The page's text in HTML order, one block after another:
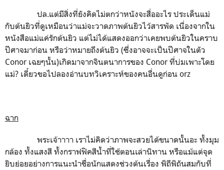
ปล.แต่มีสิ่งที่ยังคิดไม่ตกว่าหนังจะสื่ออะไร ประเด็นแม่
กับต้นยิวที่ดูเหมือนว่าแม่จะวาดภาพต้นยิวไว้สารพัด เนื่องจากใน
หนังสือแม่แค่รักต้นยิว แต่ไม่ได้แสดงออกว่าเคยพบต้นยิวในคราบ
ปีศาจมาก่อน หรือว่าหมายถึงต้นยิว (ซึ่งอาจจะเป็นปีศาจในตัว
Conor เฉยๆนั้น)เกิดมาจากจินตนาการของ Conor ที่บ่มเพาะโดย
แม่? เดี๋ยวขอไปลองอ่านบทวิเคราะห์ของคนอื่นดูก่อน orz
ฉาก
พระเจ้าาาา เราไม่คิดว่าภาพจะสวยได้ขนาดนั้นอะ ทั้งมุม
กล้อง ทั้งแสงสี ทั้งกราฟฟิคสีน้ำที่ใช้ตอนเล่านิทาน หรือแม้แต่จุด
ยิบย่อยอย่างการแนะนำชื่อนักแสดงช่วงต้นเรื่อง พิถีพิถันสมกับที่